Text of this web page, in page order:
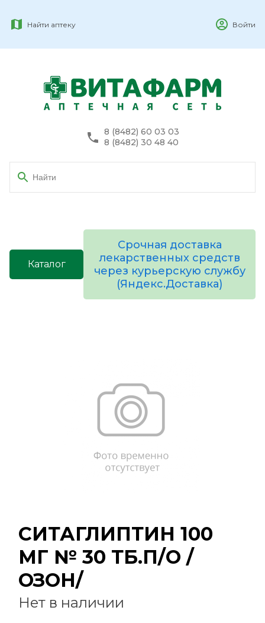
Найти аптеку Войти
8 (8482) 60 03 03
8 (8482) 30 48 40
Каталог
Срочная доставка
лекарственных средств
через курьерскую службу
(Яндекс.Доставка)
СИТАГЛИПТИН 100
МГ № 30 ТБ.П/О /
ОЗОН/
Нет в наличии